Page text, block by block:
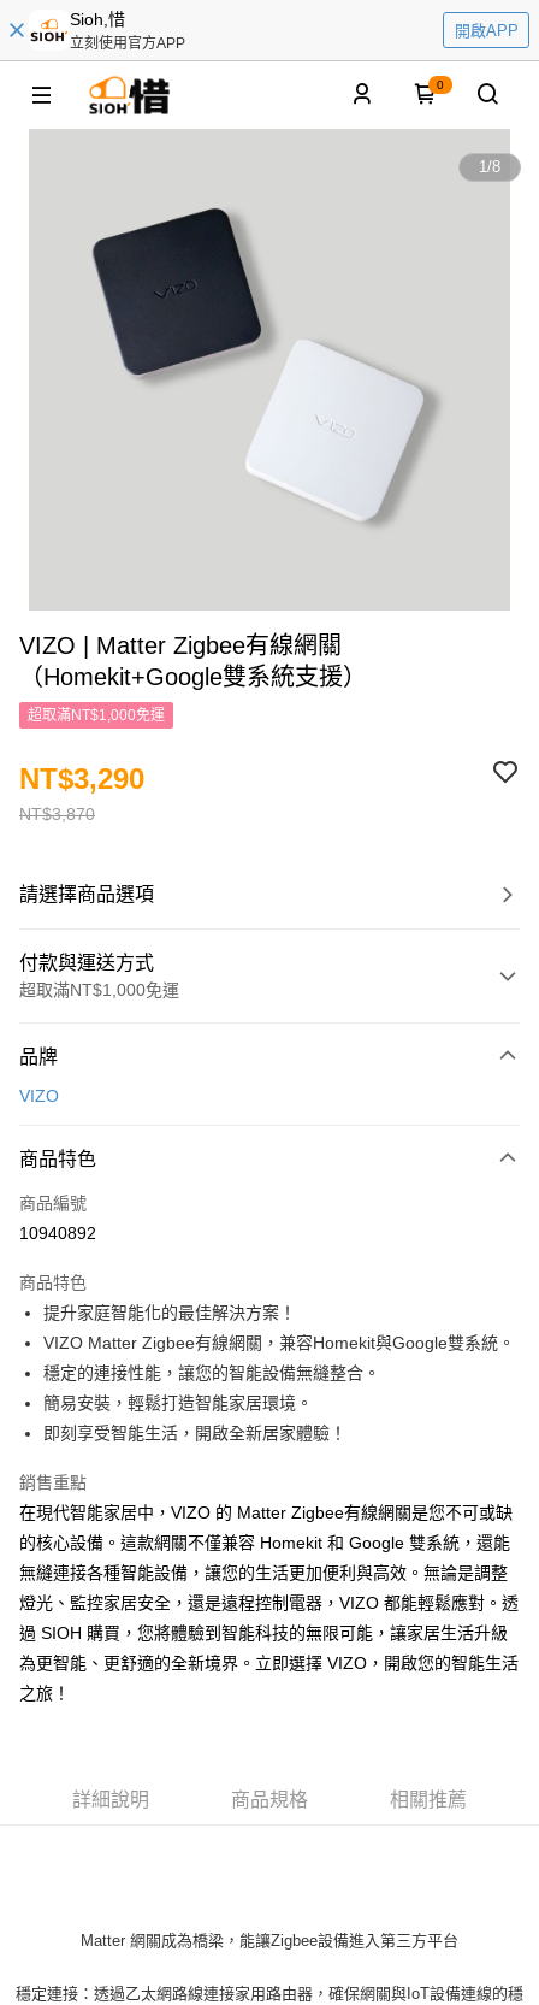
Sioh,惜
立刻使用官方APP
開啟APP
0
1/8
VIZO | Matter Zigbee有線網關
（Homekit+Google雙系統支援）
超取滿NT$1,000免運
NT$3,870
NT$3,290
請選擇商品選項
付款與運送方式
超取滿NT$1,000免運
信用卡一次付款
3 期 0 利率 每期
合作金庫商業銀行
上海商業儲蓄銀行
臺灣中小企業銀行
匯豐（台灣）商業銀行
聯邦商業銀行
遠東國際商業銀行
元大商業銀行
永豐商業銀行
玉山商業銀行
星展（台灣）商業銀行
台灣樂天信用卡公司
合作金庫商業銀行
上海商業儲蓄銀行
國泰世華商業銀行
匯豐（台灣）商業銀行
華泰商業銀行
聯邦商業銀行
遠東國際商業銀行
元大商業銀行
永豐商業銀行
玉山商業銀行
星展（台灣）商業銀行
台灣樂天信用卡公司
LINE Pay
Apple Pay
街口支付
悠遊付
Google Pay
運送方式
付款後全家取貨 (單筆不可超過4000元)
付款後萊爾富取貨 (單筆不可超過4000元)
每筆NT$120，滿NT$1,000(含以上)免運費
黑貓宅急便
品牌
VIZO
商品特色
商品編號
10940892
商品特色
提升家庭智能化的最佳解決方案！
VIZO Matter Zigbee有線網關，兼容Homekit與Google雙系統。
穩定的連接性能，讓您的智能設備無縫整合。
簡易安裝，輕鬆打造智能家居環境。
即刻享受智能生活，開啟全新居家體驗！
銷售重點
在現代智能家居中，VIZO 的 Matter Zigbee有線網關是您不可或缺
的核心設備。這款網關不僅兼容 Homekit 和 Google 雙系統，還能
無縫連接各種智能設備，讓您的生活更加便利與高效。無論是調整
燈光、監控家居安全，還是遠程控制電器，VIZO 都能輕鬆應對。透
過 SIOH 購買，您將體驗到智能科技的無限可能，讓家居生活升級
為更智能、更舒適的全新境界。立即選擇 VIZO，開啟您的智能生活
之旅！
詳細說明 商品規格 相關推薦
Matter 網關成為橋梁，能讓Zigbee設備進入第三方平台
穩定連接：​透過乙太網路線連接家用路由器，確保網關與IoT設備連線的穩